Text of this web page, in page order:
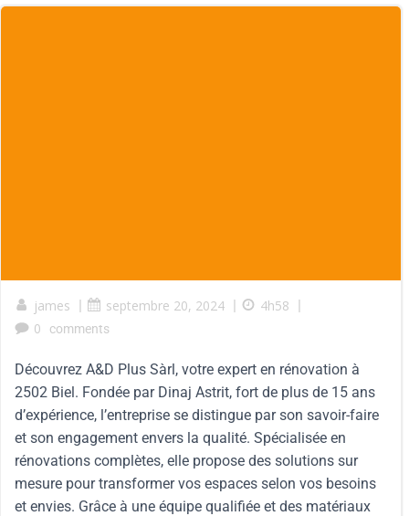
james | septembre 20, 2024 | 4h58 |
0
comments
Découvrez A&D Plus Sàrl, votre expert en rénovation à
2502 Biel. Fondée par Dinaj Astrit, fort de plus de 15 ans
d’expérience, l’entreprise se distingue par son savoir-faire
et son engagement envers la qualité. Spécialisée en
rénovations complètes, elle propose des solutions sur
mesure pour transformer vos espaces selon vos besoins
et envies. Grâce à une équipe qualifiée et des matériaux